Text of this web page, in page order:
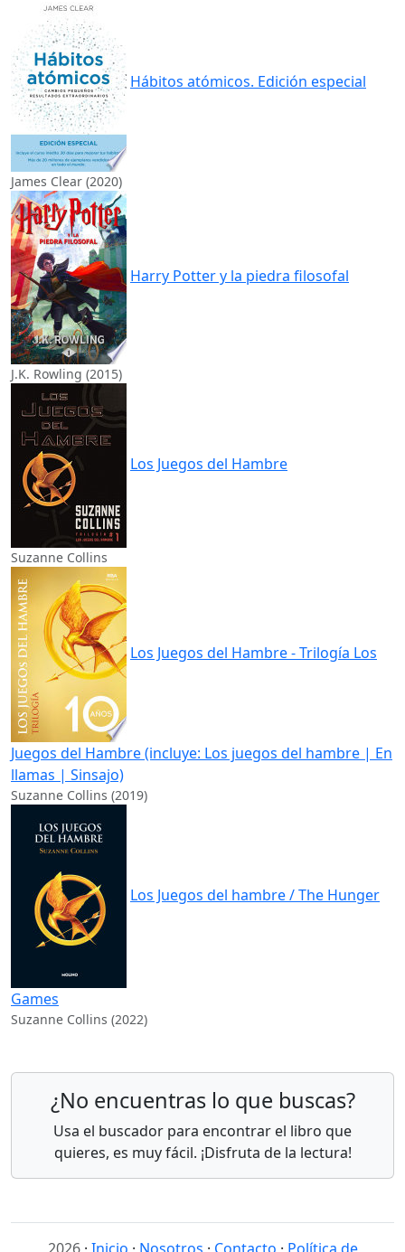
Hábitos atómicos. Edición especial
James Clear (2020)
Harry Potter y la piedra filosofal
J.K. Rowling (2015)
Los Juegos del Hambre
Suzanne Collins
Los Juegos del Hambre - Trilogía Los
Juegos del Hambre (incluye: Los juegos del hambre | En
llamas | Sinsajo)
Suzanne Collins (2019)
Los Juegos del hambre / The Hunger
Games
Suzanne Collins (2022)
¿No encuentras lo que buscas?
Usa el buscador para encontrar el libro que
quieres, es muy fácil. ¡Disfruta de la lectura!